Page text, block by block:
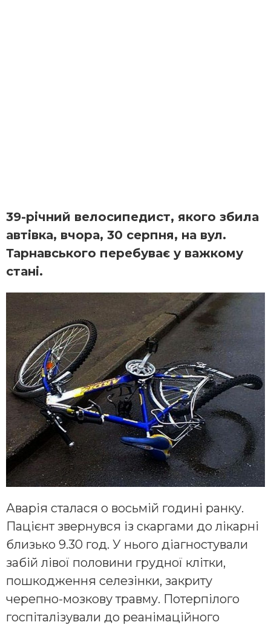
39-річний велосипедист, якого збила
автівка, вчора, 30 серпня, на вул.
Тарнавського перебуває у важкому
стані.
Аварія сталася о восьмій годині ранку.
Пацієнт звернувся із скаргами до лікарні
близько 9.30 год. У нього діагностували
забій лівої половини грудної клітки,
пошкодження селезінки, закриту
черепно-мозкову травму. Потерпілого
госпіталізували до реанімаційного